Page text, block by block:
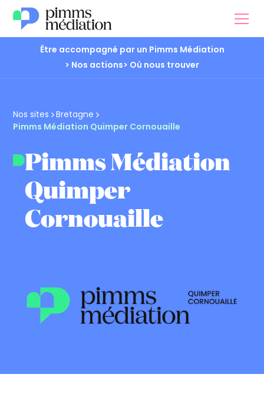
Être accompagné par un Pimms Médiation
> Nos actions> Où nous trouver
Nos sites
Bretagne
Pimms Médiation Quimper Cornouaille
Pimms Médiation
Quimper
Cornouaille